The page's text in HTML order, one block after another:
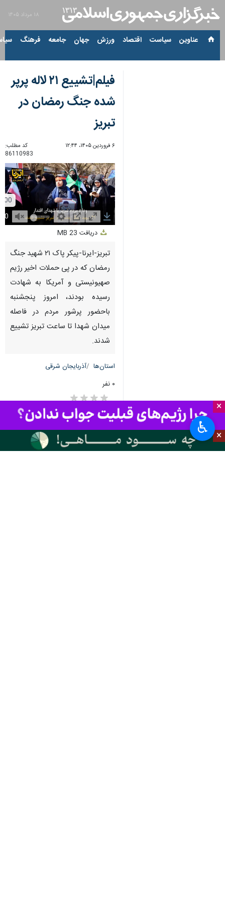
۱۸ مرداد ۱۴۰۵
عناوین‌ سیاست اقتصاد ورزش جهان جامعه فرهنگ
×
×
فیلم|تشییع ۲۱ لاله پرپر
شده جنگ رمضان در
تبریز
۶ فروردین ۱۴۰۵، ۱۲:۴۴
کد مطلب:
86110983
Unmute Settings
PIP
Enter
fullscreen
Download
دریافت 23 MB
تبریز-ایرنا-پیکر پاک ۲۱ شهید جنگ
رمضان که در پی حملات اخیر رژیم
صهیونیستی و آمریکا به شهادت
رسیده بودند، امروز پنجشنبه
باحضور پرشور مردم در فاصله
میدان شهدا تا ساعت تبریز تشییع
شدند.
استان‌ها
آذربایجان شرقی
۰ نفر
♿︎